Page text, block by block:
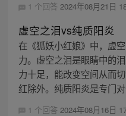
1 个回答 2024年08月21日
虚空之泪vs纯质阳炎
在《狐妖小红娘》中，虚
力。虚空之泪是眼睛中的
力十足，能改变空间从而
红除外。纯质阳炎是专门
1 个回答 2024年08月16日